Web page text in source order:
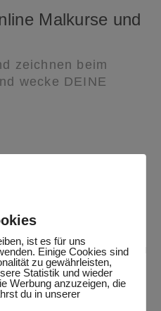
Malkurse und
zeichnen beim
wecke DEINE
–
1)
diesen Inhalt einsehen zu
Mitglied? Werden Sie
ist es für uns
Einige Cookies sind
zu gewährleisten,
Statistik und wieder
Werbung anzuzeigen, die
du in unserer